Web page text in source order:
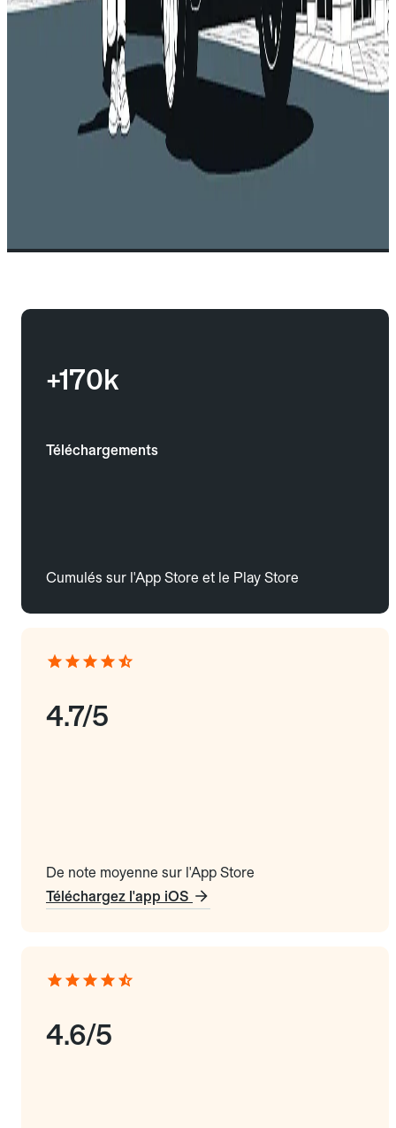
+170k
Téléchargements
Cumulés sur l'App Store et le Play Store
4.7/5
De note moyenne sur l'App Store
Téléchargez l'app iOS
4.6/5